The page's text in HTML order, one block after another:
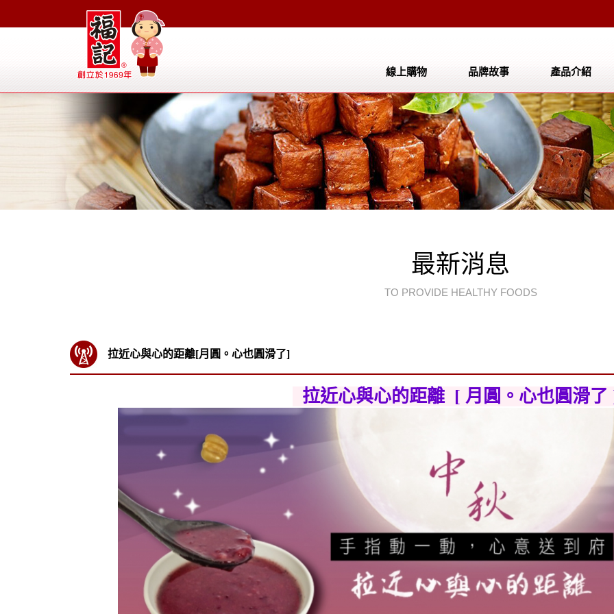
線上購物 品牌故事
公司簡介
成長事蹟
產品介紹
產品介紹
聯絡我們
檔案下載
最新消息
TO PROVIDE HEALTHY FOODS
拉近心與心的距離[月圓。心也圓滑了]
拉近心與心的距離 [ 月圓。心也圓滑